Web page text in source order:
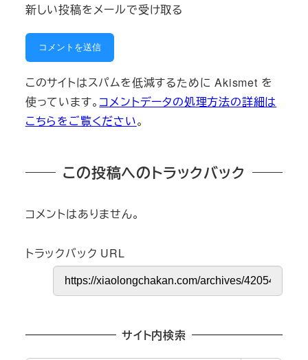
新しい投稿をメールで受け取る
このサイトはスパムを低減するために Akismet を
使っています。 コメントデータの処理方法の詳細は
こちらをご覧ください。
この投稿へのトラックバック
コメントはありません。
トラックバック URL
サイト内検索